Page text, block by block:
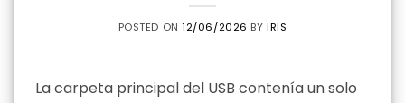
POSTED ON12/06/2026 BYIRIS
La carpeta principal del USB contenía un solo